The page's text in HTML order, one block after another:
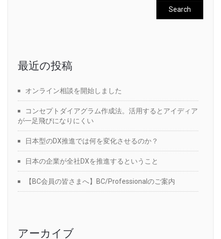
最近の投稿
オンライン相談を開始しました
コンセプトダイアグラム作成法。活用するとアイディア
が一足飛びになりにくい
日本型のDX推進では何を変化させるのか？
日本の企業が全社DXを推進するということ
【BC会員の皆さまへ】BC/Professionalのご案内
アーカイブ